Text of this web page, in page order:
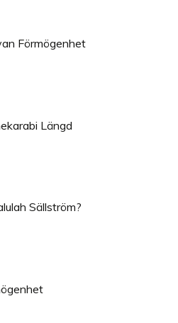
Förmögenhet
Längd
Sällström?